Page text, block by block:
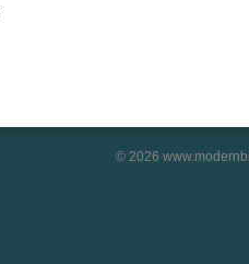
© 2026